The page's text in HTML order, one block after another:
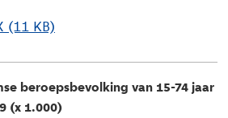
(11 KB)
beroepsbevolking van 15-74 jaar
(x 1.000)